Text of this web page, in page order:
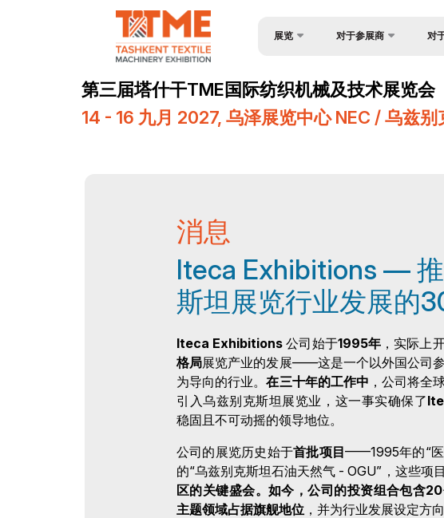
展览
产品类别
展后结果
对于参展商
参展商须知
官方航空承运商
对
场地
第三届塔什干TME国际纺织机械及技术展览会
14 - 16 九月 2027, 乌泽展览中心 NEC / 乌兹
消息
Iteca Exhibitions —
斯坦展览行业发展的
Iteca Exhibitions 公司始于1995年 ，实际上
格局展览产业的发展——这是一个以外国公司
为导向的行业。在三十年的工作中 ，公司将全
引入乌兹别克斯坦展览业，这一事实确保了
稳固且不可动摇的领导地位。
公司的展览历史始于首批项目——1995年的“医
的“乌兹别克斯坦石油天然气 - OGU”，这些项
区的关键盛会。如今，公司的投资组合包含
主题领域占据旗舰地位 ，并为行业发展设定方向